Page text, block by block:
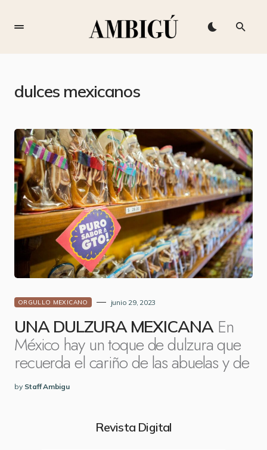
dulces mexicanos
ORGULLO MEXICANO junio 29, 2023
UNA DULZURA MEXICANA En
México hay un toque de dulzura que
recuerda el cariño de las abuelas y de
by Staff Ambigu
Revista Digital